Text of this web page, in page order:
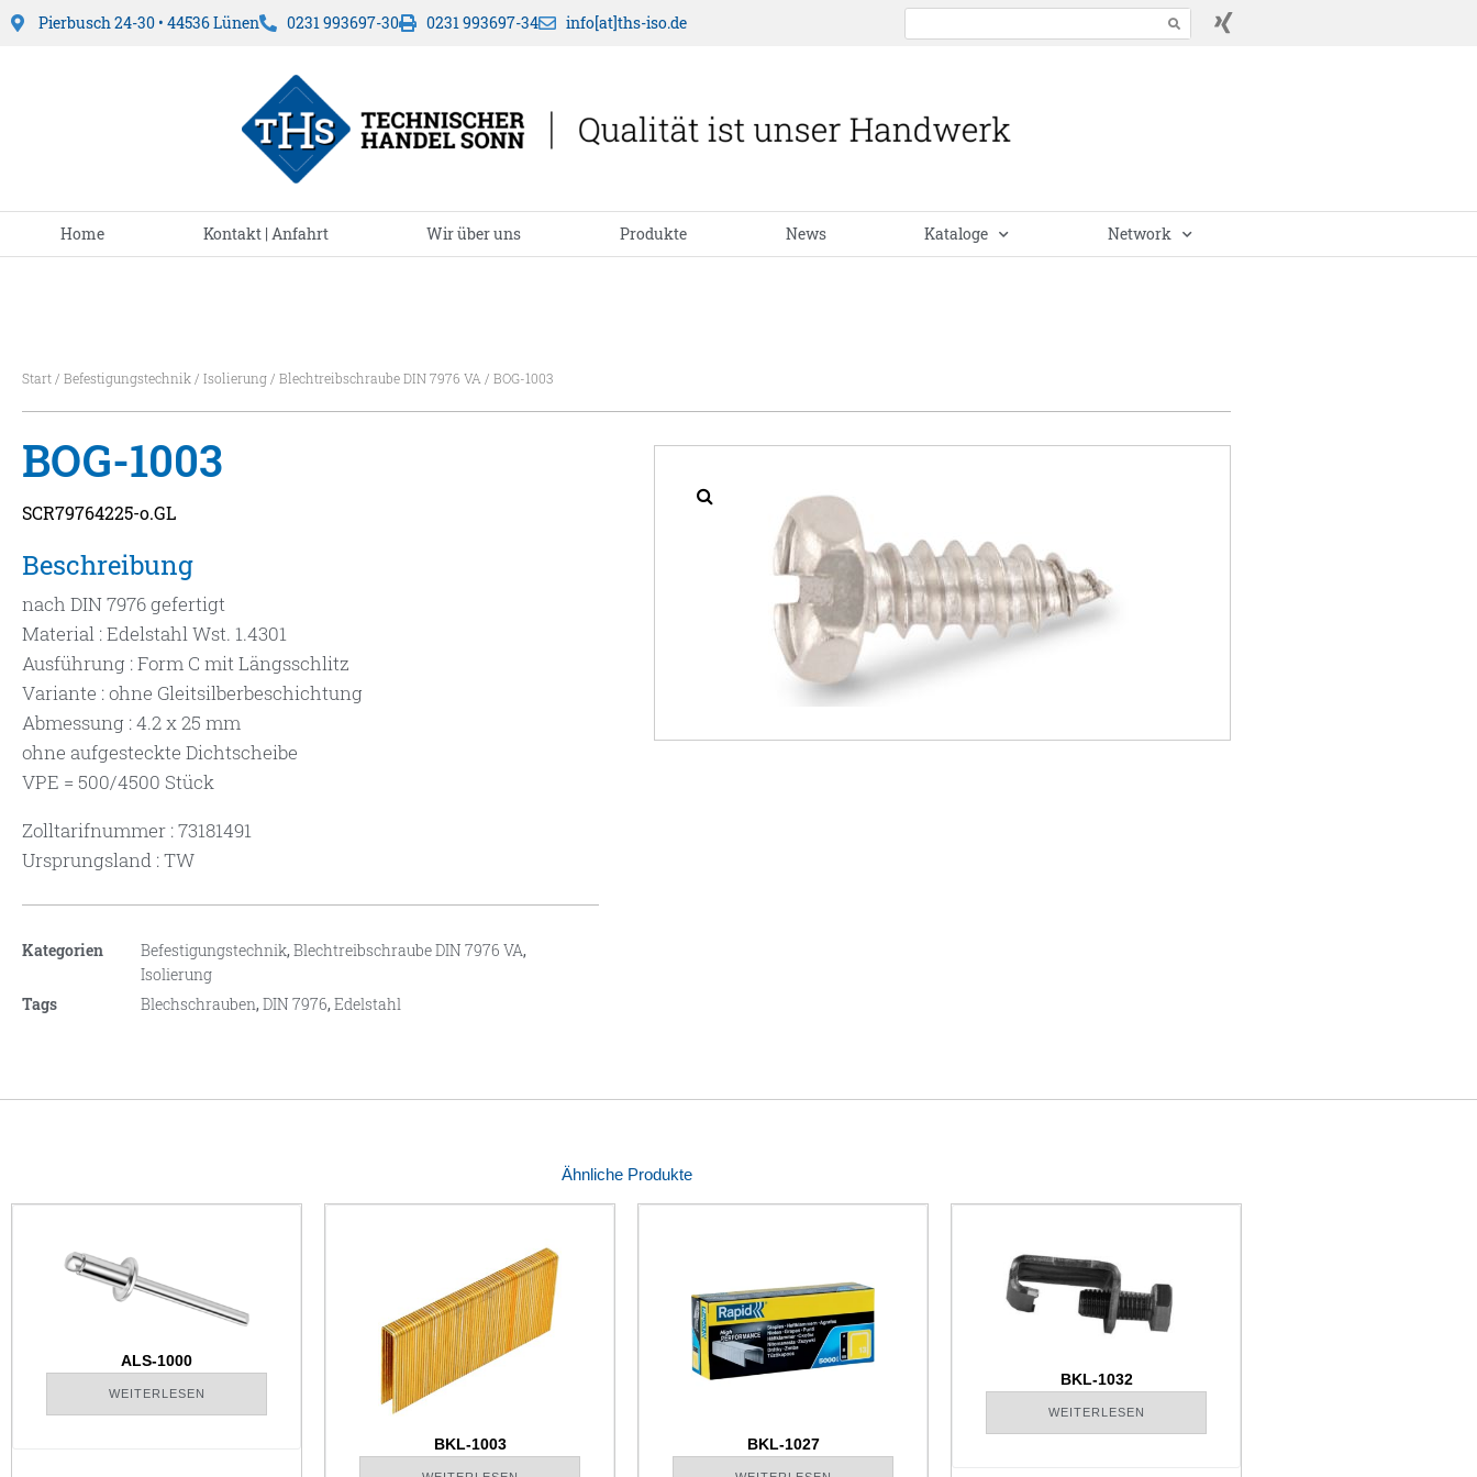
Pierbusch 24-30 • 44536 Lünen 0231 993697-30 0231 993697-34 info[at]ths-iso.de
Home Kontakt | Anfahrt Wir über uns Produkte News Kataloge Network
Start / Befestigungstechnik / Isolierung / Blechtreibschraube DIN 7976 VA / BOG-1003
BOG-1003
SCR79764225-o.GL
Beschreibung
nach DIN 7976 gefertigt
Material : Edelstahl Wst. 1.4301
Ausführung : Form C mit Längsschlitz
Variante : ohne Gleitsilberbeschichtung
Abmessung : 4.2 x 25 mm
ohne aufgesteckte Dichtscheibe
VPE = 500/4500 Stück
Zolltarifnummer : 73181491
Ursprungsland : TW
Kategorien Befestigungstechnik,Blechtreibschraube DIN 7976 VA,
Isolierung
Tags
Blechschrauben,DIN 7976,Edelstahl
Ähnliche Produkte
ALS-1000
WEITERLESEN
BKL-1003 BKL-1027
BKL-1032
WEITERLESEN